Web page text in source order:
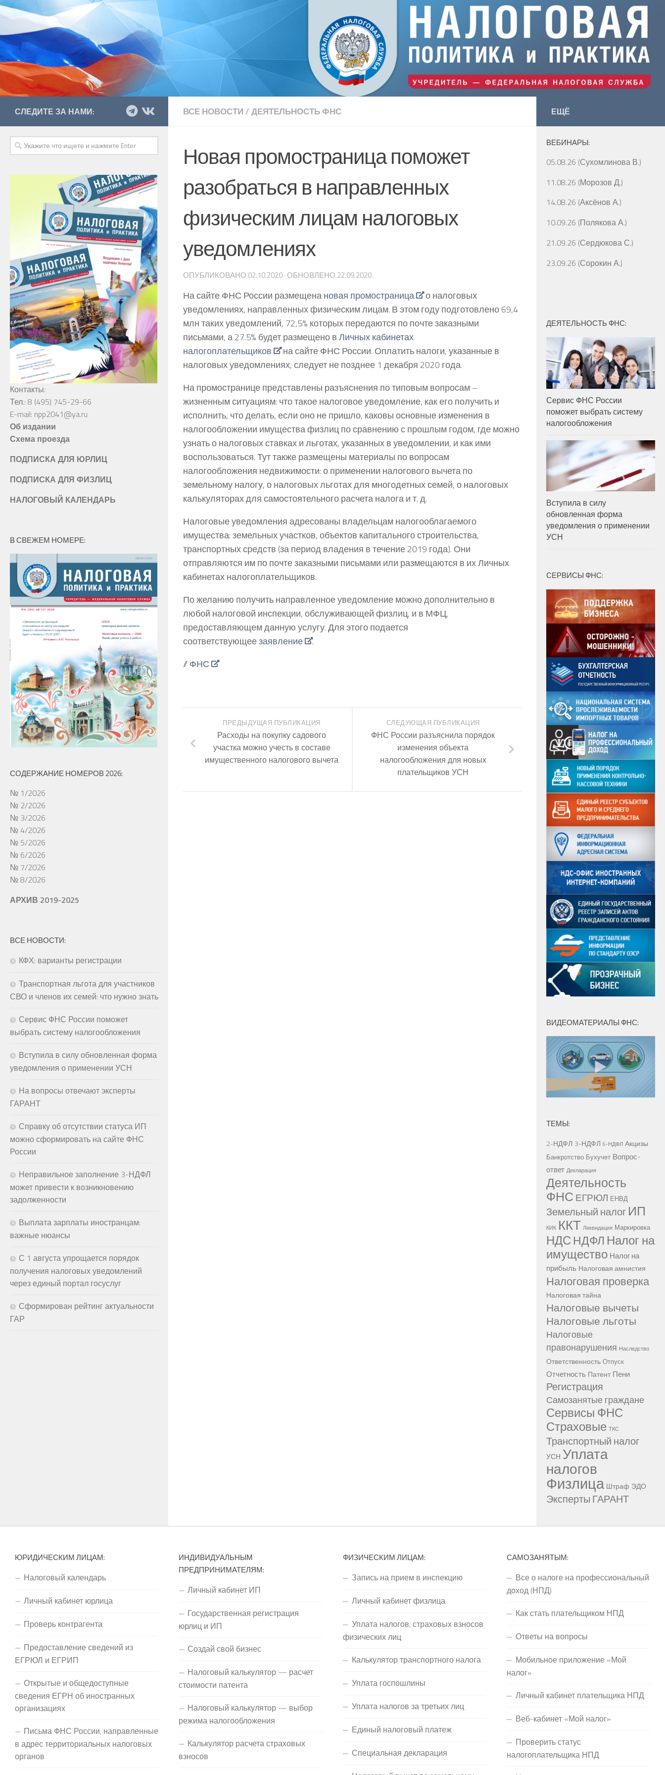
ВСЕ НОВОСТИ/ДЕЯТЕЛЬНОСТЬ ФНС
Новая промостраница поможет
разобраться в направленных
физическим лицам налоговых
уведомлениях
ОПУБЛИКОВАНО 02.10.2020· ОБНОВЛЕНО 22.09.2020
На сайте ФНС России размещенановая промостраница
о налоговых
уведомлениях, направленных физическим лицам. В этом году подготовлено 69,4
млн таких уведомлений, 72,5% которых передаются по почте заказными
письмами, а 27.5% будет размещено вЛичных кабинетах
налогоплательщиков
на сайте ФНС России. Оплатить налоги, указанные в
налоговых уведомлениях, следует не позднее 1 декабря 2020 года.
На промостранице представлены разъяснения по типовым вопросам –
жизненным ситуациям: что такое налоговое уведомление, как его получить и
исполнить, что делать, если оно не пришло, каковы основные изменения в
налогообложении имущества физлиц по сравнению с прошлым годом, где можно
узнать о налоговых ставках и льготах, указанных в уведомлении, и как ими
воспользоваться. Тут также размещены материалы по вопросам
налогообложения недвижимости: о применении налогового вычета по
земельному налогу, о налоговых льготах для многодетных семей, о налоговых
калькуляторах для самостоятельного расчета налога и т. д.
Налоговые уведомления адресованы владельцам налогооблагаемого
имущества: земельных участков, объектов капитального строительства,
транспортных средств (за период владения в течение 2019 года). Они
отправляются им по почте заказными письмами или размещаются в их Личных
кабинетах налогоплательщиков.
По желанию получить направленное уведомление можно дополнительно в
любой налоговой инспекции, обслуживающей физлиц, и в МФЦ,
предоставляющем данную услугу. Для этого подается
соответствующеезаявление
.
//ФНС
СЛЕДУЮЩАЯ ПУБЛИКАЦИЯ
ФНС России разъяснила порядок
изменения объекта
налогообложения для новых
плательщиков УСН
ПРЕДЫДУЩАЯ ПУБЛИКАЦИЯ
Расходы на покупку садового
участка можно учесть в составе
имущественного налогового вычета
СЛЕДИТЕ ЗА НАМИ:
Контакты:
Тел.: 8 (495) 745-29-66
E-mail: npp2041@ya.ru
Об издании
Схема проезда
ПОДПИСКА ДЛЯ ЮРЛИЦ
ПОДПИСКА ДЛЯ ФИЗЛИЦ
НАЛОГОВЫЙ КАЛЕНДАРЬ
В СВЕЖЕМ НОМЕРЕ:
СОДЕРЖАНИЕ НОМЕРОВ 2026:
№ 1/2026
№ 2/2026
№ 3/2026
№ 4/2026
№ 5/2026
№ 6/2026
№ 7/2026
№ 8/2026
АРХИВ 2019-2025
ВСЕ НОВОСТИ:
КФХ: варианты регистрации
Транспортная льгота для участников
СВО и членов их семей: что нужно знать
Сервис ФНС России поможет
выбрать систему налогообложения
Вступила в силу обновленная форма
уведомления о применении УСН
На вопросы отвечают эксперты
ГАРАНТ
Справку об отсутствии статуса ИП
можно сформировать на сайте ФНС
России
Неправильное заполнение 3-НДФЛ
может привести к возникновению
задолженности
Выплата зарплаты иностранцам:
важные нюансы
С 1 августа упрощается порядок
получения налоговых уведомлений
через единый портал госуслуг
Сформирован рейтинг актуальности
ГАР
ЕЩЁ
ВЕБИНАРЫ:
05.08.26 (Сухомлинова В.)
11.08.26 (Морозов Д.)
14.08.26 (Аксёнов А.)
10.09.26 (Полякова А.)
21.09.26 (Сердюкова С.)
23.09.26 (Сорокин А.)
ДЕЯТЕЛЬНОСТЬ ФНС:
Сервис ФНС России
поможет выбрать систему
налогообложения
Вступила в силу
обновленная форма
уведомления о применении
УСН
СЕРВИСЫ ФНС:
ВИДЕОМАТЕРИАЛЫ ФНС:
ТЕМЫ:
2-НДФЛ 3-НДФЛ 6-НДФЛ Акцизы
Банкротство Бухучет Вопрос-
ответ Декларация
Деятельность
ФНС ЕГРЮЛ ЕНВД
Земельный налог ИП
КИК ККТ Ликвидация Маркировка
НДС НДФЛ Налог на
имущество Налог на
прибыль Налоговая амнистия
Налоговая проверка
Налоговая тайна
Налоговые вычеты
Налоговые льготы
Налоговые
правонарушения Наследство
Ответственность Отпуск
Отчетность Патент Пени
Регистрация
Самозанятые граждане
Сервисы ФНС
Страховые ТКС
Транспортный налог
УСН Уплата
налогов
Физлица Штраф ЭДО
Эксперты ГАРАНТ
ЮРИДИЧЕСКИМ ЛИЦАМ:
Налоговый календарь
Личный кабинет юрлица
Проверь контрагента
Предоставление сведений из
ЕГРЮЛ и ЕГРИП
Открытые и общедоступные
сведения ЕГРН об иностранных
организациях
Письма ФНС России, направленные
в адрес территориальных налоговых
органов
ИНДИВИДУАЛЬНЫМ
ПРЕДПРИНИМАТЕЛЯМ:
Личный кабинет ИП
Государственная регистрация
юрлиц и ИП
Создай свой бизнес
Налоговый калькулятор — расчет
стоимости патента
Налоговый калькулятор — выбор
режима налогообложения
Калькулятор расчета страховых
взносов
ФИЗИЧЕСКИМ ЛИЦАМ:
Запись на прием в инспекцию
Личный кабинет физлица
Уплата налогов, страховых взносов
физических лиц
Калькулятор транспортного налога
Уплата госпошлины
Уплата налогов за третьих лиц
Единый налоговый платеж
Специальная декларация
САМОЗАНЯТЫМ:
Все о налоге на профессиональный
доход (НПД)
Как стать плательщиком НПД
Ответы на вопросы
Мобильное приложение «Мой
налог»
Личный кабинет плательщика НПД
Веб-кабинет «Мой налог»
Проверить статус
налогоплательщика НПД